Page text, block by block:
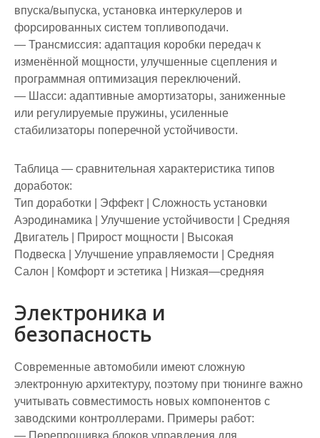
впуска/выпуска, установка интеркулеров и
форсированных систем топливоподачи.
— Трансмиссия: адаптация коробки передач к
изменённой мощности, улучшенные сцепления и
программная оптимизация переключений.
— Шасси: адаптивные амортизаторы, заниженные
или регулируемые пружины, усиленные
стабилизаторы поперечной устойчивости.
Таблица — сравнительная характеристика типов
доработок:
Тип доработки | Эффект | Сложность установки
Аэродинамика | Улучшение устойчивости | Средняя
Двигатель | Прирост мощности | Высокая
Подвеска | Улучшение управляемости | Средняя
Салон | Комфорт и эстетика | Низкая—средняя
Электроника и
безопасность
Современные автомобили имеют сложную
электронную архитектуру, поэтому при тюнинге важно
учитывать совместимость новых компонентов с
заводскими контроллерами. Примеры работ:
— Перепрошивка блоков управления для